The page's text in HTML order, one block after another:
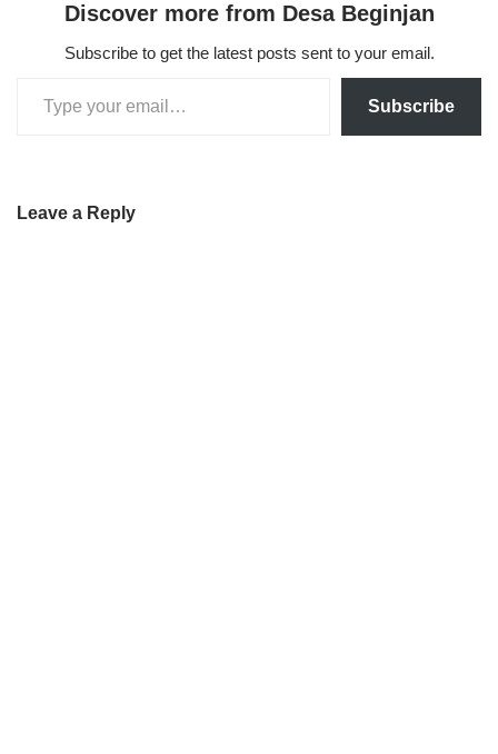
Discover more from Desa Beginjan
Subscribe to get the latest posts sent to your email.
Subscribe
Leave a Reply